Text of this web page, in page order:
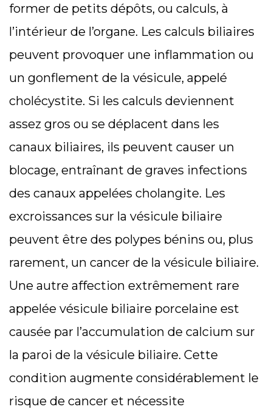
former de petits dépôts, ou calculs, à
l’intérieur de l’organe. Les calculs biliaires
peuvent provoquer une inflammation ou
un gonflement de la vésicule, appelé
cholécystite. Si les calculs deviennent
assez gros ou se déplacent dans les
canaux biliaires, ils peuvent causer un
blocage, entraînant de graves infections
des canaux appelées cholangite. Les
excroissances sur la vésicule biliaire
peuvent être des polypes bénins ou, plus
rarement, un cancer de la vésicule biliaire.
Une autre affection extrêmement rare
appelée vésicule biliaire porcelaine est
causée par l’accumulation de calcium sur
la paroi de la vésicule biliaire. Cette
condition augmente considérablement le
risque de cancer et nécessite